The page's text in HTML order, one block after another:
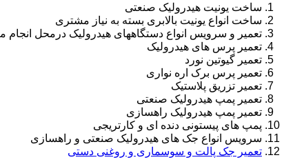
ساخت یونیت هیدرولیک صنعتی
ساخت انواع یونیت بالابری بسته به نیاز مشتری
تعمیر و سرویس انواع دستگاههای هیدرولیک درمحل انجام
تعمیر پرس های هیدرولیک
تعمیر گیوتین نورد
تعمیر پرس برک اره نواری
تعمیر تزریق پلاستیک
تعمیر پمپ هیدرولیک صنعتی
تعمیر پمپ هیدرولیک راهسازی
پمپ های پیستونی دنده ای و کارتریجی
سرویس انواع جک های هیدرولیک صنعتی و راهسازی
تعمیر جک پالت و سوسماری و روغنی دستی